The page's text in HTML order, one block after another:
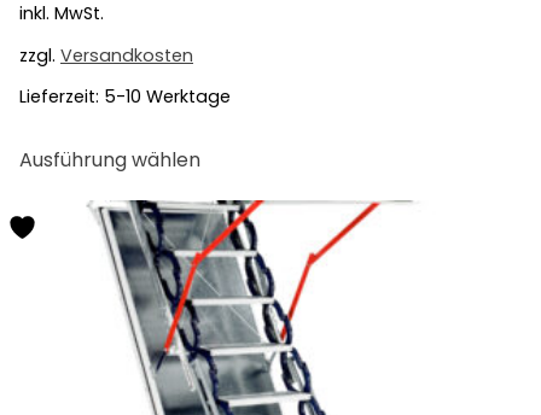
inkl. MwSt.
zzgl. Versandkosten
Lieferzeit: 5-10 Werktage
Ausführung wählenProdukt
weist
mehrere
Varianten
auf.
Die
Optionen
können